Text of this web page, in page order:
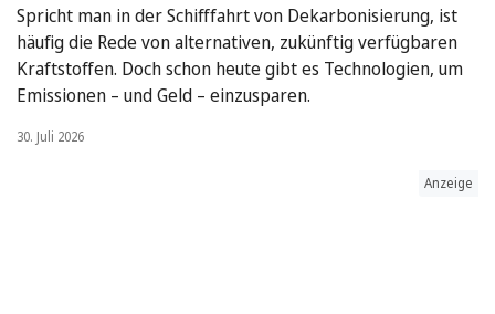
Spricht man in der Schifffahrt von Dekarbonisierung, ist
häufig die Rede von alternativen, zukünftig verfügbaren
Kraftstoffen. Doch schon heute gibt es Technologien, um
Emissionen – und Geld – einzusparen.
30. Juli 2026
Anzeige